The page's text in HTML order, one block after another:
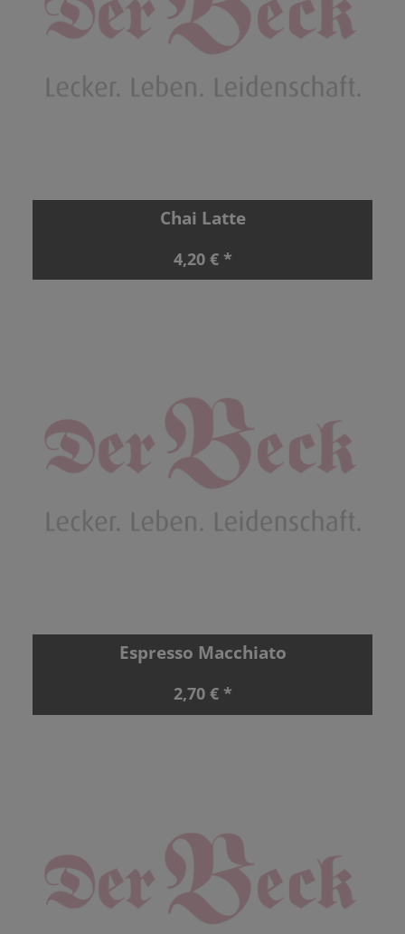
Chai Latte
4,20 € *
Espresso Macchiato
2,70 € *